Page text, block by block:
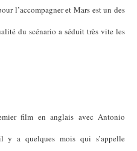
l’accompagner et Mars est un des
du scénario a séduit très vite les
film en anglais avec Antonio
y a quelques mois qui s’appelle